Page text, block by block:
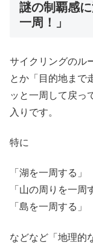
謎の制覇感
一周！」
サイクリングのル
とか「目的地まで
ッと一周して戻っ
入りです。
特に
「湖を一周する」
「山の周りを一周
「島を一周する」
などなど「地理的